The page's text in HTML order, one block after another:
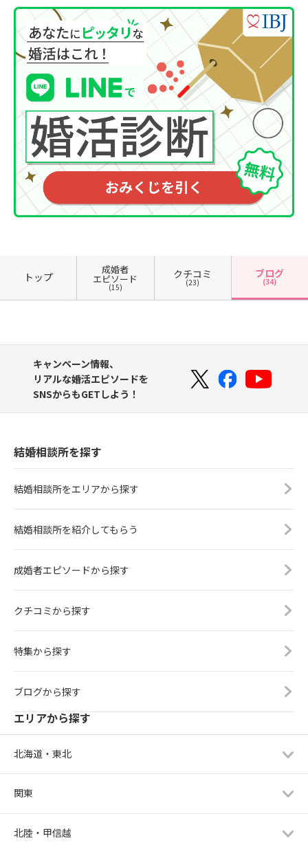
トップ
成婚者
エピソード
(15)
クチコミ
(23)
ブログ
(34)
キャンペーン情報、
リアルな婚活エピソードを
SNSからもGETしよう！
結婚相談所を探す
結婚相談所をエリアから探す
結婚相談所を紹介してもらう
成婚者エピソードから探す
クチコミから探す
特集から探す
ブログから探す
エリアから探す
北海道・東北
関東
北陸・甲信越